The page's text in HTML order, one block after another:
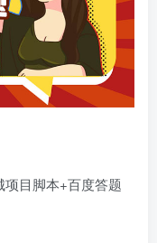
目脚本+百度答题